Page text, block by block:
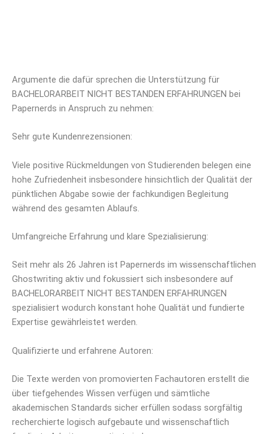
Argumente die dafür sprechen die Unterstützung für
BACHELORARBEIT NICHT BESTANDEN ERFAHRUNGEN bei
Papernerds in Anspruch zu nehmen:
Sehr gute Kundenrezensionen:
Viele positive Rückmeldungen von Studierenden belegen eine
hohe Zufriedenheit insbesondere hinsichtlich der Qualität der
pünktlichen Abgabe sowie der fachkundigen Begleitung
während des gesamten Ablaufs.
Umfangreiche Erfahrung und klare Spezialisierung:
Seit mehr als 26 Jahren ist Papernerds im wissenschaftlichen
Ghostwriting aktiv und fokussiert sich insbesondere auf
BACHELORARBEIT NICHT BESTANDEN ERFAHRUNGEN
spezialisiert wodurch konstant hohe Qualität und fundierte
Expertise gewährleistet werden.
Qualifizierte und erfahrene Autoren:
Die Texte werden von promovierten Fachautoren erstellt die
über tiefgehendes Wissen verfügen und sämtliche
akademischen Standards sicher erfüllen sodass sorgfältig
recherchierte logisch aufgebaute und wissenschaftlich